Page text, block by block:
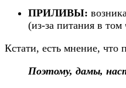
ПРИЛИВЫ:
(из-за питания в том
Кстати, есть мнение, что
Поэтому, дамы,